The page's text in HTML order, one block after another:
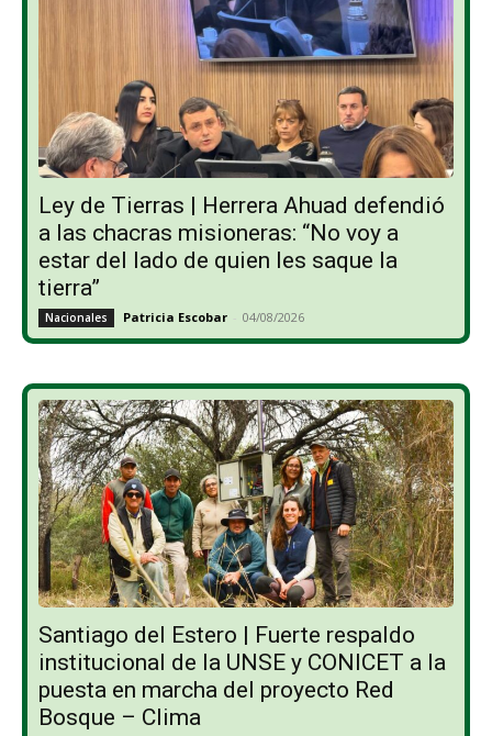
Ley de Tierras | Herrera Ahuad defendió
a las chacras misioneras: “No voy a
estar del lado de quien les saque la
tierra”
Nacionales Patricia Escobar - 04/08/2026
Santiago del Estero | Fuerte respaldo
institucional de la UNSE y CONICET a la
puesta en marcha del proyecto Red
Bosque – Clima